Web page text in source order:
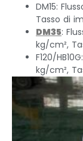
DM15:
Tasso di
DM35:
kg/cm²,
F120/
kg/cm²,